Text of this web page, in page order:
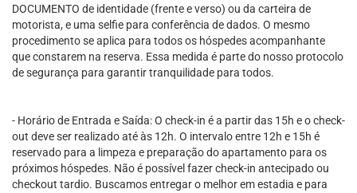
DOCUMENTO de identidade (frente e verso) ou da carteira de
motorista, e uma selfie para conferência de dados. O mesmo
procedimento se aplica para todos os hóspedes acompanhante
que constarem na reserva. Essa medida é parte do nosso protocolo
de segurança para garantir tranquilidade para todos.
- Horário de Entrada e Saída: O check-in é a partir das 15h e o check-
out deve ser realizado até às 12h. O intervalo entre 12h e 15h é
reservado para a limpeza e preparação do apartamento para os
próximos hóspedes. Não é possível fazer check-in antecipado ou
checkout tardio. Buscamos entregar o melhor em estadia e para